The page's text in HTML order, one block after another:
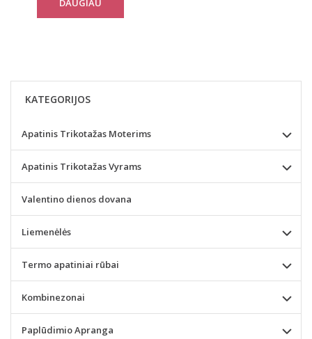
DAUGIAU
KATEGORIJOS
Apatinis Trikotažas Moterims
Apatinis Trikotažas Vyrams
Valentino dienos dovana
Liemenėlės
Termo apatiniai rūbai
Kombinezonai
Paplūdimio Apranga